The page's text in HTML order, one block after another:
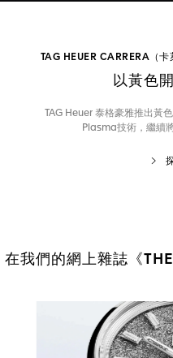
TAG HEUER CARRERA（
以黃色
TAG Heuer 泰格豪雅推出黃
Plasma技術，繼續
在我們的網上雜誌《